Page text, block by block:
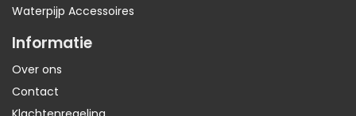
Waterpijp Accessoires
Informatie
Over ons
Contact